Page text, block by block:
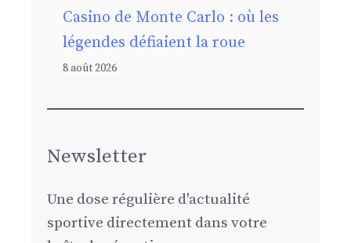
Casino de Monte Carlo : où les
légendes défiaient la roue
8 août 2026
Newsletter
Une dose régulière d'actualité
sportive directement dans votre